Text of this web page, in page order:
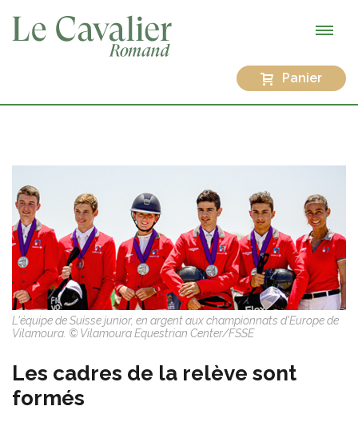
Panier
L'équipe de Suisse junior, en argent aux championnats d'Europe de
Vilamoura. © Vilamoura Equestrian Center/FSSE
Les cadres de la relève sont
formés